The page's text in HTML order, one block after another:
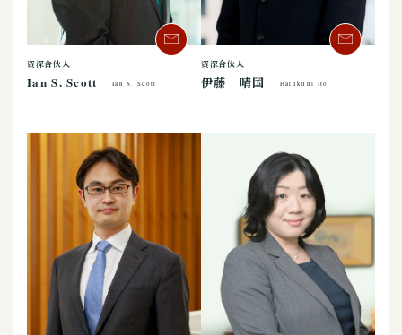
资深合伙人
Ian S. Scott Ian S. Scott
资深合伙人
伊藤 晴国 Harukuni Ito